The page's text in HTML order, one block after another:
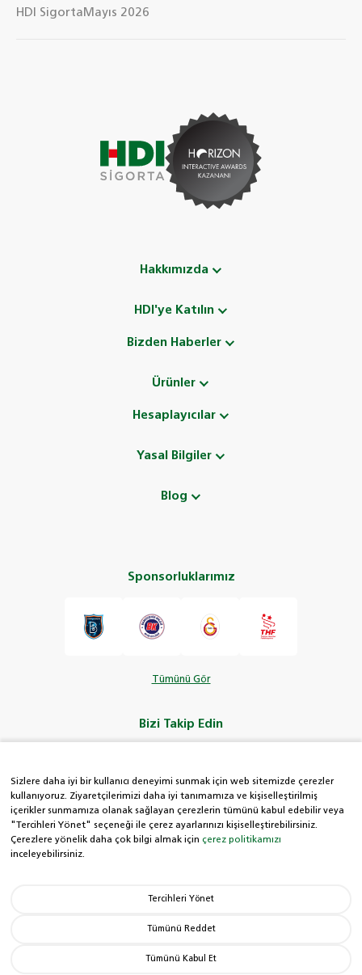
HDI Sigorta Mayıs 2026
Hakkımızda
HDI'ye Katılın
Bizden Haberler
Ürünler
Hesaplayıcılar
Yasal Bilgiler
Blog
Sponsorluklarımız
Tümünü Gör
Aranmayan Paralar
Bizi Takip Edin
HDI Kolay Hat
Sizlere daha iyi bir kullanıcı deneyimi sunmak için web sitemizde çerezler
kullanıyoruz. Ziyaretçilerimizi daha iyi tanımamıza ve kişiselleştirilmiş
içerikler sunmamıza olanak sağlayan çerezlerin tümünü kabul edebilir veya
"Tercihleri Yönet" seçeneği ile çerez ayarlarınızı kişiselleştirebilirsiniz.
Çerezlere yönelik daha çok bilgi almak içinçerez politikamızı
inceleyebilirsiniz.
Tercihleri Yönet
Tümünü Reddet
Tümünü Kabul Et